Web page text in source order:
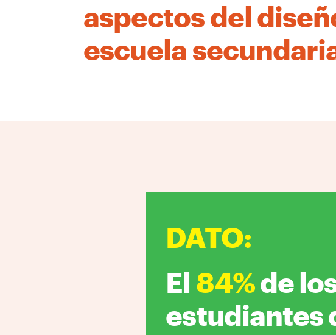
aspectos del
escuela
DATO:
El 84%de
estudiantes